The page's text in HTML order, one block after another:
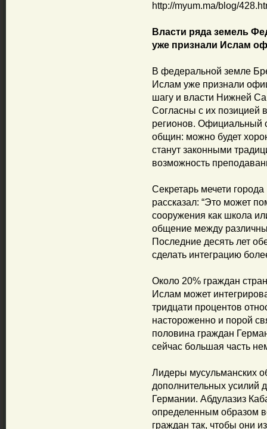
http://myum.ma/blog/
Власти ряда земель
уже признали Ислам
В федеральной земле
Ислам уже признали
шагу и власти Нижней
Согласны с их позицией
регионов. Официальный
общин: можно будет
станут законными
возможность
Секретарь мечети
рассказал: “Это может
сооружения как школа
общение между
Последние десять лет
сделать интеграцию
Около 20% граждан
Ислам может
тридцати процентов
настороженно и порой
половина граждан
сейчас большая часть
Лидеры мусульманских
дополнительных усилий
Германии. Абдулазиз
определенным образом
граждан так, чтобы они